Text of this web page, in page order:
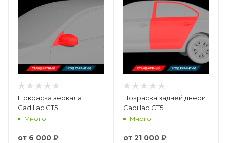
Покраска зеркала
Cadillac CT5
Много
от 6 000 ₽
Покраска задней двери
Cadillac CT5
Много
от 21 000 ₽